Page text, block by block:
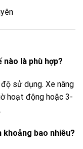
là phù hợp?
sử dụng. Xe nâng
hoạt động hoặc 3-
khoảng bao nhiêu?